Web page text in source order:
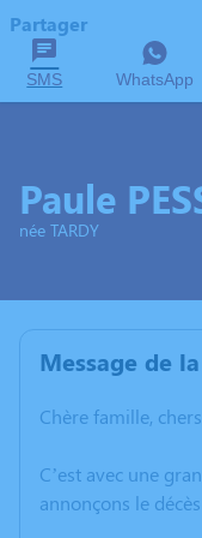
Partager
SMS WhatsApp
Paule
née TARDY
Message de
Chère famille,
C’est avec une
annonçons le